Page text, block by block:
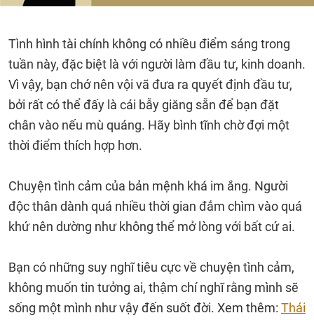
Tình hình tài chính không có nhiều điểm sáng trong
tuần này, đặc biệt là với người làm đầu tư, kinh doanh.
Vì vậy, bạn chớ nên vội vã đưa ra quyết định đầu tư,
bởi rất có thể đấy là cái bẫy giăng sẵn để bạn đặt
chân vào nếu mù quáng. Hãy bình tĩnh chờ đợi một
thời điểm thích hợp hơn.
Chuyện tình cảm của bản mệnh khá im ắng. Người
độc thân dành quá nhiều thời gian đắm chìm vào quá
khứ nên dường như không thể mở lòng với bất cứ ai.
Bạn có những suy nghĩ tiêu cực về chuyện tình cảm,
không muốn tin tưởng ai, thậm chí nghĩ rằng mình sẽ
sống một mình như vậy đến suốt đời. Xem thêm: Thái